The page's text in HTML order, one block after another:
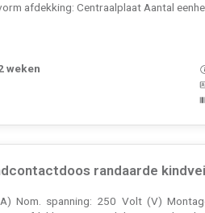
afdekking: Centraalplaat Aantal
weken
randaarde
Nom. spanning: 250 Volt (V)